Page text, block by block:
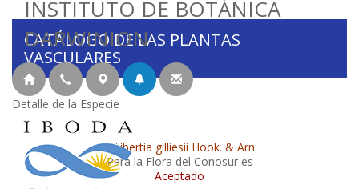
INSTITUTO DE BOTÁNICA
DARWINION
CATÁLOGO DE LAS PLANTAS
VASCULARES
Detalle de la Especie
Philibertia gilliesii Hook. & Arn.
Para la Flora del Conosur es
Aceptado